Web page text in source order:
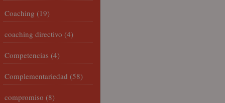
Coaching (19)
coaching directivo (4)
Competencias (4)
Complementariedad (58)
compromiso (8)